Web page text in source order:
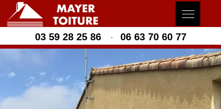
03 59 28 25 86 - 06 63 70 60 77